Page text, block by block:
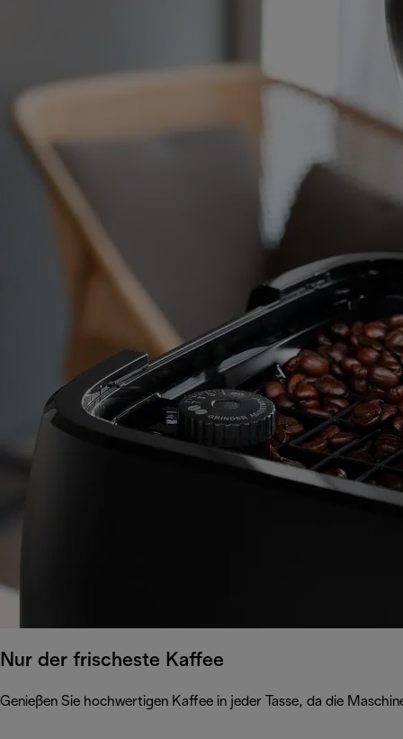
Nur der frischeste Kaffee
Genießen Sie hochwertigen Kaffee in jeder Tasse, da die